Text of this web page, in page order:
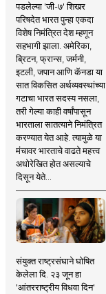
पडलेल्या 'जी-७' शिखर
परिषदेत भारत पुन्हा एकदा
विशेष निमंत्रित देश म्हणून
सहभागी झाला. अमेरिका,
ब्रिटन, फ्रान्स, जर्मनी,
इटली, जपान आणि कॅनडा या
सात विकसित अर्थव्यवस्थांच्या
गटाचा भारत सदस्य नसला,
तरी गेल्या काही वर्षांपासून
भारताला सातत्याने निमंत्रित
करण्यात येत आहे. त्यामुळे या
मंचावर भारताचे वाढते महत्त्व
अधोरेखित होत असल्याचे
दिसून येते...
संयुक्त राष्ट्रसंघाने घोषित
केलेला दि. २३ जून हा
'आंतरराष्ट्रीय विधवा दिन'